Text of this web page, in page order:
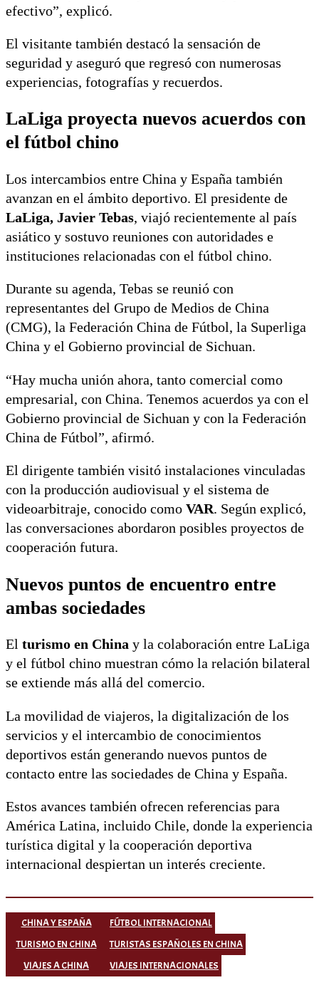
efectivo”, explicó.
El visitante también destacó la sensación de
seguridad y aseguró que regresó con numerosas
experiencias, fotografías y recuerdos.
LaLiga proyecta nuevos acuerdos con
el fútbol chino
Los intercambios entre China y España también
avanzan en el ámbito deportivo. El presidente de
LaLiga, Javier Tebas, viajó recientemente al país
asiático y sostuvo reuniones con autoridades e
instituciones relacionadas con el fútbol chino.
Durante su agenda, Tebas se reunió con
representantes del Grupo de Medios de China
(CMG), la Federación China de Fútbol, la Superliga
China y el Gobierno provincial de Sichuan.
“Hay mucha unión ahora, tanto comercial como
empresarial, con China. Tenemos acuerdos ya con el
Gobierno provincial de Sichuan y con la Federación
China de Fútbol”, afirmó.
El dirigente también visitó instalaciones vinculadas
con la producción audiovisual y el sistema de
videoarbitraje, conocido como VAR. Según explicó,
las conversaciones abordaron posibles proyectos de
cooperación futura.
Nuevos puntos de encuentro entre
ambas sociedades
El turismo en China y la colaboración entre LaLiga
y el fútbol chino muestran cómo la relación bilateral
se extiende más allá del comercio.
La movilidad de viajeros, la digitalización de los
servicios y el intercambio de conocimientos
deportivos están generando nuevos puntos de
contacto entre las sociedades de China y España.
Estos avances también ofrecen referencias para
América Latina, incluido Chile, donde la experiencia
turística digital y la cooperación deportiva
internacional despiertan un interés creciente.
CHINA Y ESPAÑA
FÚTBOL INTERNACIONAL
TURISMO EN CHINA
TURISTAS ESPAÑOLES EN CHINA
VIAJES A CHINA
VIAJES INTERNACIONALES